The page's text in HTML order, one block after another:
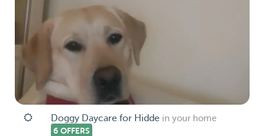
Doggy Daycare for Hidde in your home
6 OFFERS